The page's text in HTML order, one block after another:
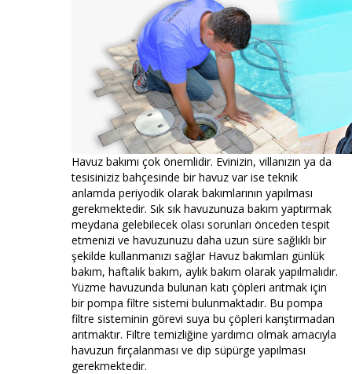
Havuz bakımı çok önemlidir. Evinizin, villanızın ya da
tesisiniziz bahçesinde bir havuz var ise teknik
anlamda periyodik olarak bakımlarının yapılması
gerekmektedir. Sık sık havuzunuza bakım yaptırmak
meydana gelebilecek olası sorunları önceden tespit
etmenizi ve havuzunuzu daha uzun süre sağlıklı bir
şekilde kullanmanızı sağlar Havuz bakımları günlük
bakım, haftalık bakım, aylık bakım olarak yapılmalıdır.
Yüzme havuzunda bulunan katı çöpleri arıtmak için
bir pompa filtre sistemi bulunmaktadır. Bu pompa
filtre sisteminin görevi suya bu çöpleri karıştırmadan
arıtmaktır. Filtre temizliğine yardımcı olmak amacıyla
havuzun fırçalanması ve dip süpürge yapılması
gerekmektedir.